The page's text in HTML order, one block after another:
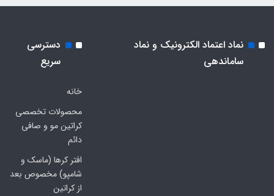
نماد اعتماد الکترونیک و نماد
ساماندهی
دسترسی
سریع
خانه
محصولات تخصصی
کراتین مو و صافی
دائم
افتر کرها (ماسک و
شامپو) مخصوص بعد
از کراتین